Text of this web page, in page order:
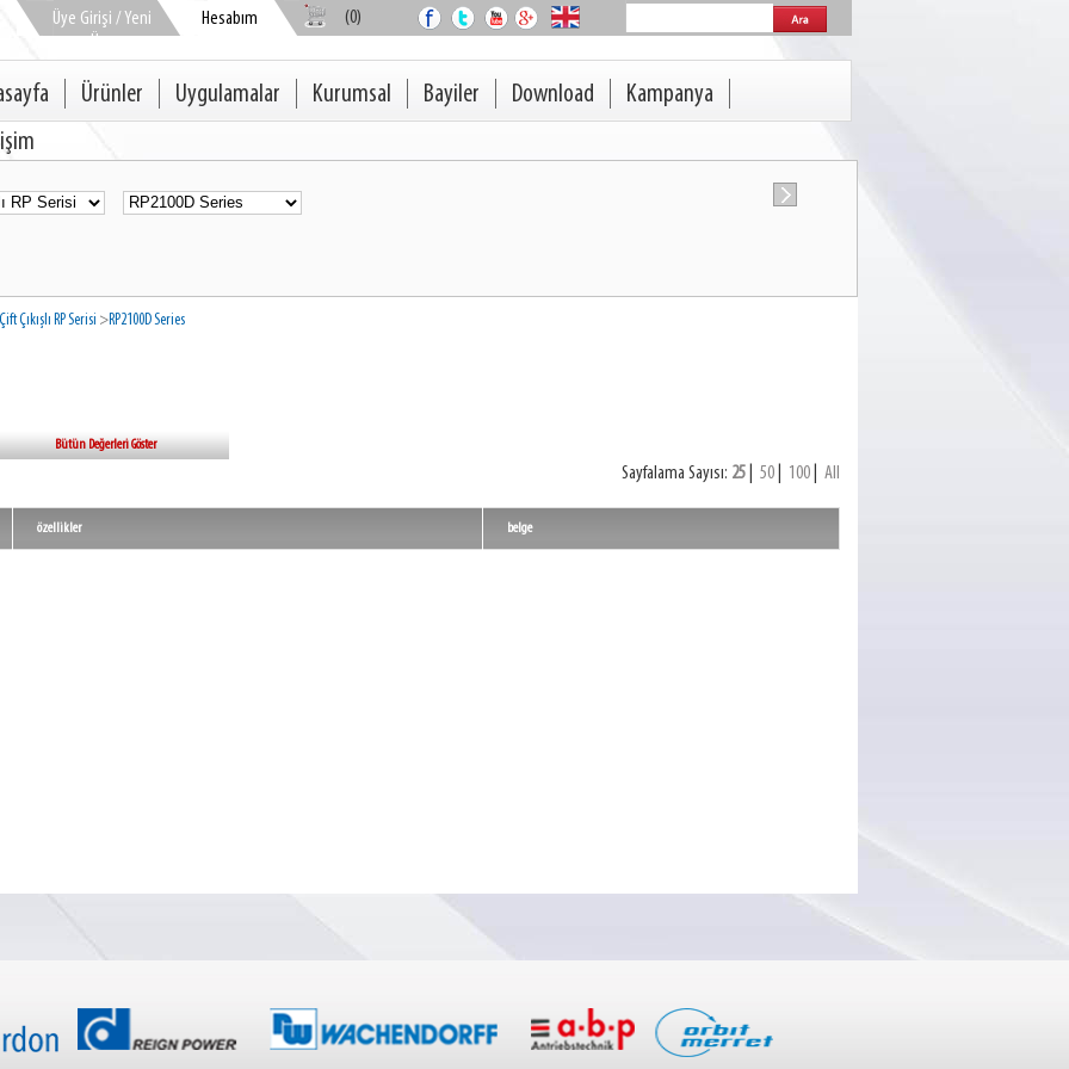
Üye Girişi / Yeni
Üye
Hesabım (0)
Ürünler Uygulamalar Kurumsal Bayiler Download
Kampanya
Çift Çıkışlı RP Serisi >RP2100D Series
Bütün Değerleri Göster
Sayfalama Sayısı: 25 50 100 All
özellikler belge